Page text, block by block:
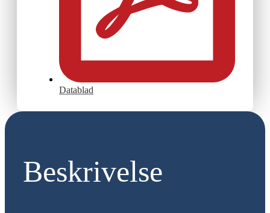
Datablad
Beskrivelse